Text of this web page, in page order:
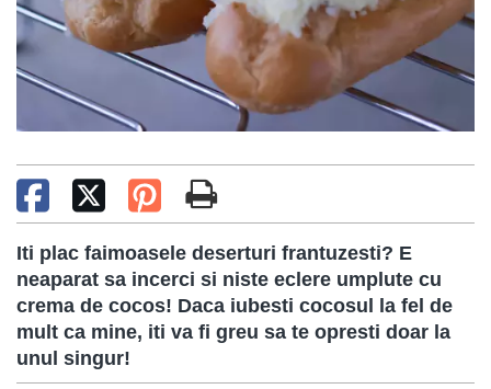
Iti plac faimoasele deserturi frantuzesti? E
neaparat sa incerci si niste eclere umplute cu
crema de cocos! Daca iubesti cocosul la fel de
mult ca mine, iti va fi greu sa te opresti doar la
unul singur!